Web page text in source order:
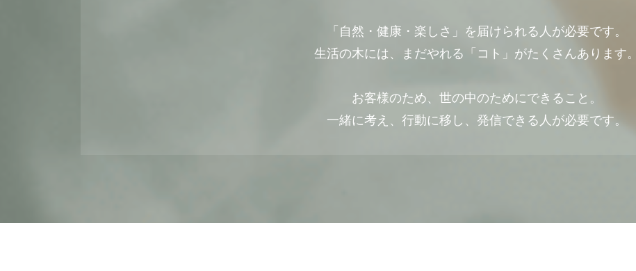
「自然・健康・楽しさ」を届けられる人が必要です。
生活の木には、まだやれる「コト」がたくさんあります。
お客様のため、世の中のためにできること。
一緒に考え、行動に移し、発信できる人が必要です。